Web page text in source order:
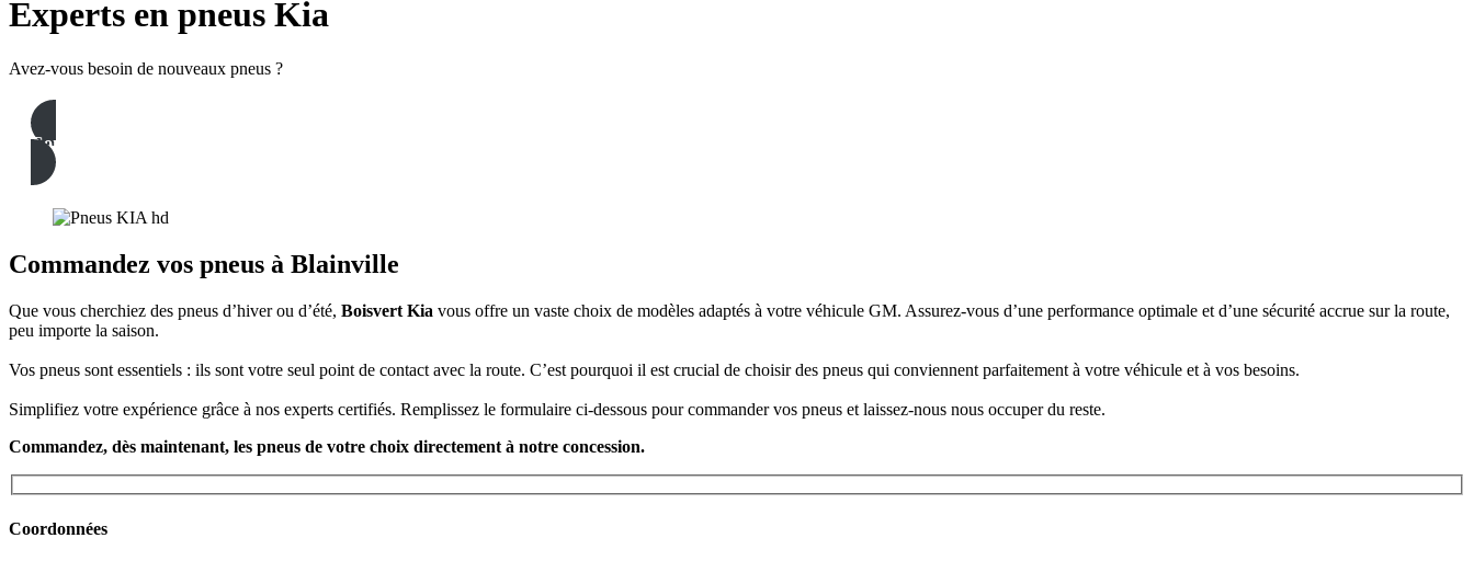
Experts en pneus Kia
Avez-vous besoin de nouveaux pneus ?
Commandez vos pneus
Commandez vos pneus à Blainville
Que vous cherchiez des pneus d’hiver ou d’été, Boisvert Kia vous offre un vaste choix de modèles adaptés à votre véhicule GM. Assurez-vous d’une performance optimale et d’une sécurité accrue sur la route,
peu importe la saison.
Vos pneus sont essentiels : ils sont votre seul point de contact avec la route. C’est pourquoi il est crucial de choisir des pneus qui conviennent parfaitement à votre véhicule et à vos besoins.
Simplifiez votre expérience grâce à nos experts certifiés. Remplissez le formulaire ci-dessous pour commander vos pneus et laissez-nous nous occuper du reste.
Commandez, dès maintenant, les pneus de votre choix directement à notre concession.
Coordonnées